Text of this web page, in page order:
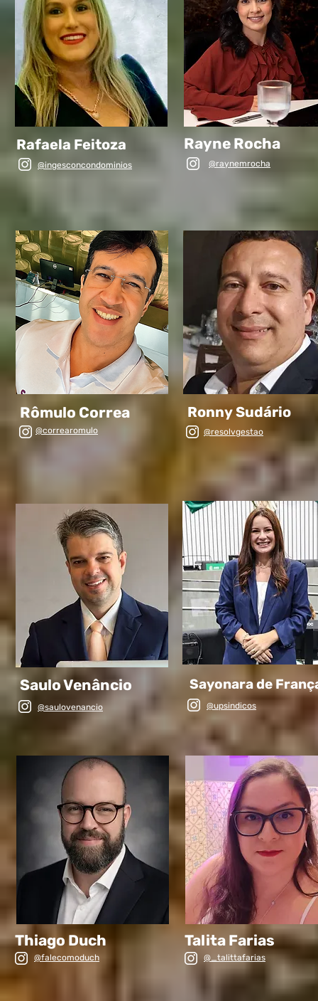
Rafaela Feitoza
@ingesconcondominios
Rayne Rocha
@raynemrocha
Rômulo Correa
@correaromulo
Ronny Sudário
@resolvgestao
Saulo Venâncio
@saulovenancio
Sayonara de
@upsindicos
Thiago Duch
@falecomoduch
Talita Farias
@_talittafarias